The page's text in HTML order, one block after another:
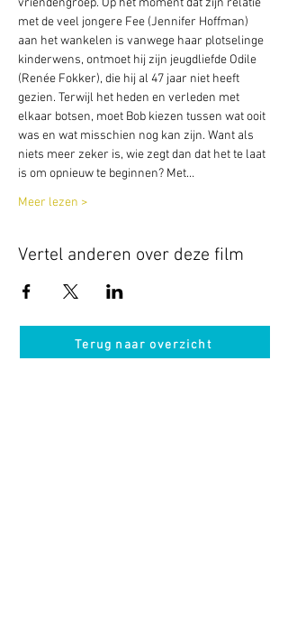
vriendengroep. Op het moment dat zijn relatie
met de veel jongere Fee (Jennifer Hoffman)
aan het wankelen is vanwege haar plotselinge
kinderwens, ontmoet hij zijn jeugdliefde Odile
(Renée Fokker), die hij al 47 jaar niet heeft
gezien. Terwijl het heden en verleden met
elkaar botsen, moet Bob kiezen tussen wat ooit
was en wat misschien nog kan zijn. Want als
niets meer zeker is, wie zegt dan dat het te laat
is om opnieuw te beginnen? Met…
Meer lezen >
Vertel anderen over deze film
Terug naar overzicht